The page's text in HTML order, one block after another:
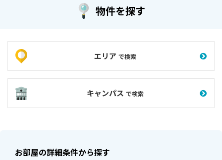
物件を探す
エリア で検索
キャンパス で検索
お部屋の詳細条件から探す